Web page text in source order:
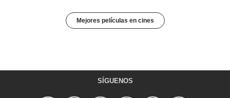
Mejores películas en cines
SÍGUENOS